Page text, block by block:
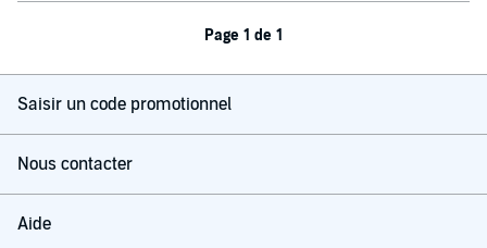
Page 1 de 1
Saisir un code promotionnel
Nous contacter
Aide